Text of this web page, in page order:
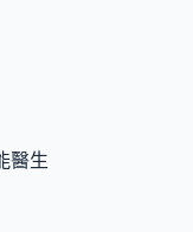
醫生